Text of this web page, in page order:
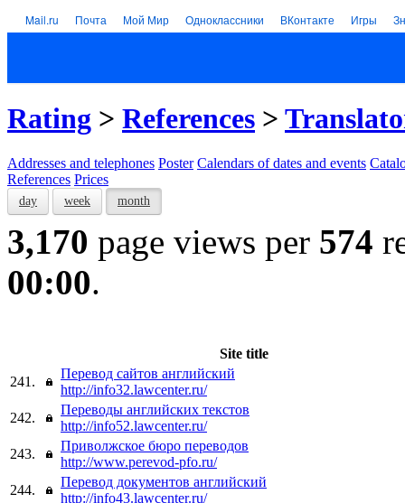
Mail.ru Почта Мой Мир Одноклассники ВКонтакте Игры
Rating > References >
Addresses and telephones Poster Calendars of dates and events
References Prices
day week month
3,170 page views per 574
00:00.
Site title
241.
Перевод сайтов английский
http://info32.lawcenter.ru/
242.
Переводы английских текстов
http://info52.lawcenter.ru/
243.
Приволжское бюро переводов
http://www.perevod-pfo.ru/
244.
Перевод документов английский
http://info43.lawcenter.ru/